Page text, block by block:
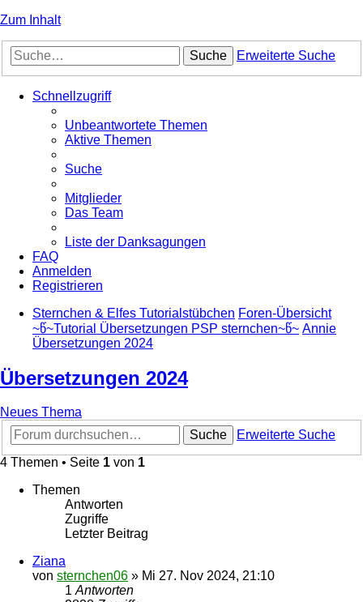
Zum Inhalt
Suche Erweiterte Suche
Schnellzugriff
Unbeantwortete Themen
Aktive Themen
Suche
Mitglieder
Das Team
Liste der Danksagungen
FAQ
Anmelden
Registrieren
Sternchen & Elfes Tutorialstübchen Foren-Übersicht
~წ~Tutorial Übersetzungen PSP sternchen~წ~ Annie
Übersetzungen 2024
Übersetzungen 2024
Neues Thema
Suche
Erweiterte Suche
4 Themen • Seite 1 von 1
Themen
Antworten
Zugriffe
Letzter Beitrag
Ziana
von sternchen06 » Mi 27. Nov 2024, 21:10
1 Antworten